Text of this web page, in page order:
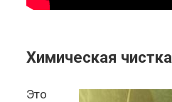
Химическая чистка
Это